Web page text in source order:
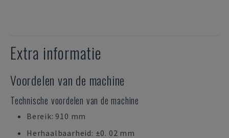
Extra informatie
Voordelen van de machine
Technische voordelen van de machine
Bereik: 910 mm
Herhaalbaarheid: ±0. 02 mm